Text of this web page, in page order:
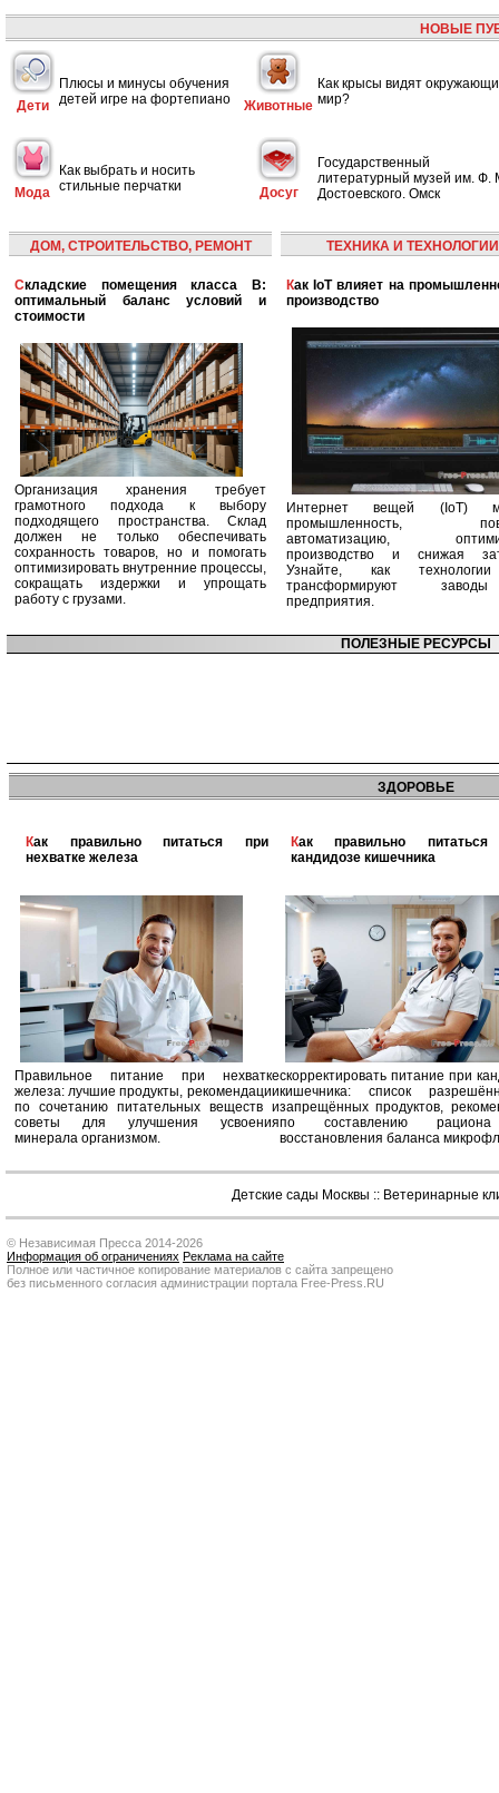
НОВЫЕ
Дети
Плюсы и минусы обучения
детей игре на фортепиано
Животные
Как крысы видят
мир?
Мода
Как выбрать и носить
стильные перчатки
Досуг
Государственный
литературный музей им. Ф.
Достоевского. Омск
ДОМ, СТРОИТЕЛЬСТВО, РЕМОНТ
Складские помещения класса B:
оптимальный баланс условий и
стоимости
Организация хранения требует
грамотного подхода к выбору
подходящего пространства. Склад
должен не только обеспечивать
сохранность товаров, но и помогать
оптимизировать внутренние процессы,
сокращать издержки и упрощать
работу с грузами.
ТЕХНИКА И ТЕХНОЛОГИИ
Как IoT влияет на промышленность и
производство
Интернет вещей (IoT)
промышленность,
автоматизацию,
производство и снижая
Узнайте, как
трансформируют
предприятия.
ПОЛЕЗНЫЕ РЕСУРСЫ
ЗДОРОВЬЕ
Как правильно питаться при
нехватке железа
Правильное питание при нехватке
железа: лучшие продукты, рекомендации
по сочетанию питательных веществ и
советы для улучшения усвоения
минерала организмом.
Как правильно питаться при
кандидозе кишечника
скорректировать питание при
кишечника: список
запрещённых продуктов,
по составлению
восстановления баланса
Детские сады Москвы :: Ветеринарные
© Независимая Пресса 2014-2026
Информация об ограничениях Реклама на сайте
Полное или частичное копирование материалов с сайта запрещено
без письменного согласия администрации портала Free-Press.RU